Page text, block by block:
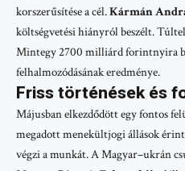
korszerűsítése a cél.Kármán
költségvetési hiányról beszélt.
Mintegy 2700 milliárd forintnyira
felhalmozódásának eredménye.
Friss történések és
Májusban elkezdődött egy fontos
megadott menekültjogi állások
végzi a munkát. A Magyar–ukrán